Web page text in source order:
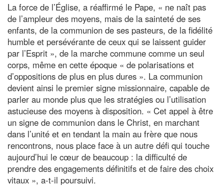
La force de l’Église, a réaffirmé le Pape, « ne naît pas
de l’ampleur des moyens, mais de la sainteté de ses
enfants, de la communion de ses pasteurs, de la fidélité
humble et persévérante de ceux qui se laissent guider
par l’Esprit », de la marche commune comme un seul
corps, même en cette époque « de polarisations et
d’oppositions de plus en plus dures ». La communion
devient ainsi le premier signe missionnaire, capable de
parler au monde plus que les stratégies ou l’utilisation
astucieuse des moyens à disposition. « Cet appel à être
un signe de communion dans le Christ, en marchant
dans l’unité et en tendant la main au frère que nous
rencontrons, nous place face à un autre défi qui touche
aujourd’hui le cœur de beaucoup : la difficulté de
prendre des engagements définitifs et de faire des choix
vitaux », a-t-il poursuivi.